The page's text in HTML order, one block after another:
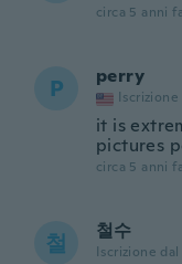
circa 5 anni fa
P perry
Iscrizione
it is
pictures
circa 5 anni fa
철 철수
Iscrizione dal